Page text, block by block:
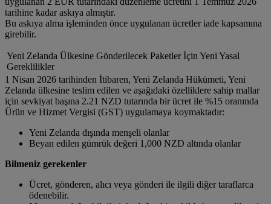
tarihine kadar askıya almıştır.
Bu askıya alma işleminden önce uygulanan ücretler iade kapsamına
girebilir.
Yeni Zelanda Ülkesine Gönderilecek Paketler İçin Yeni Yasal
Gereklilikler
1 Nisan 2026 tarihinden İtibaren, Yeni Zelanda Hükümeti, Yeni
Zelanda ülkesine teslim edilen ve aşağıdaki özelliklere sahip mallar
için sevkiyat başına 2.21 NZD tutarında bir ücret ile %15 oranında
Ürün ve Hizmet Vergisi (GST) uygulamaya koymaktadır:
Yeni Zelanda dışında menşeli olanlar
Beyan edilen gümrük değeri 1,000 NZD altında olanlar
Bilmeniz gerekenler
Ücret, gönderen, alıcı veya gönderi ile ilgili diğer taraflarca
ödenebilir.